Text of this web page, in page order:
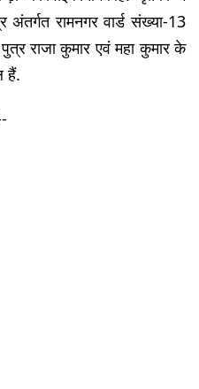
रामनगर वार्ड संख्या-13
राजा कुमार एवं महा कुमार के
हैं.